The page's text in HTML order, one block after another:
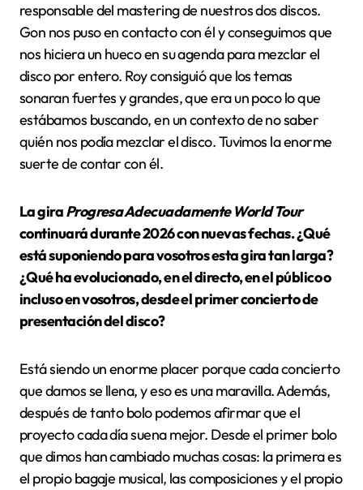
responsable del mastering de nuestros dos discos.
Gon nos puso en contacto con él y conseguimos que
nos hiciera un hueco en su agenda para mezclar el
disco por entero. Roy consiguió que los temas
sonaran fuertes y grandes, que era un poco lo que
estábamos buscando, en un contexto de no saber
quién nos podía mezclar el disco. Tuvimos la enorme
suerte de contar con él.
La giraProgresa Adecuadamente World Tour
continuará durante 2026 con nuevas fechas. ¿Qué
está suponiendo para vosotros esta gira tan larga?
¿Qué ha evolucionado, en el directo, en el público o
incluso en vosotros, desde el primer concierto de
presentación del disco?
Está siendo un enorme placer porque cada concierto
que damos se llena, y eso es una maravilla. Además,
después de tanto bolo podemos afirmar que el
proyecto cada día suena mejor. Desde el primer bolo
que dimos han cambiado muchas cosas: la primera es
el propio bagaje musical, las composiciones y el propio